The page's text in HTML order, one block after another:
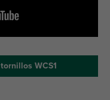
WCS1